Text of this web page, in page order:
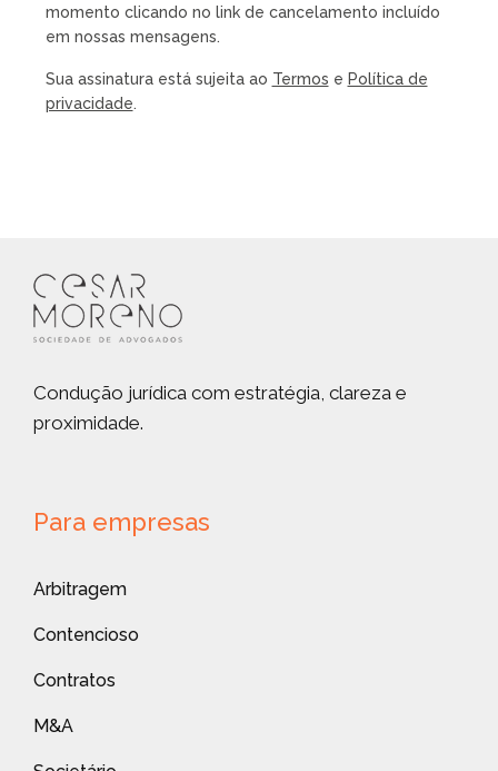
momento clicando no link de cancelamento incluído
em nossas mensagens.
Sua assinatura está sujeita ao Termos e Política de
privacidade.
Condução jurídica com estratégia, clareza e
proximidade.
Para empresas
Arbitragem
Contencioso
Contratos
M&A